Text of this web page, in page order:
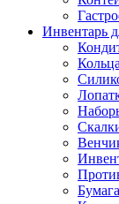
Инвентарь